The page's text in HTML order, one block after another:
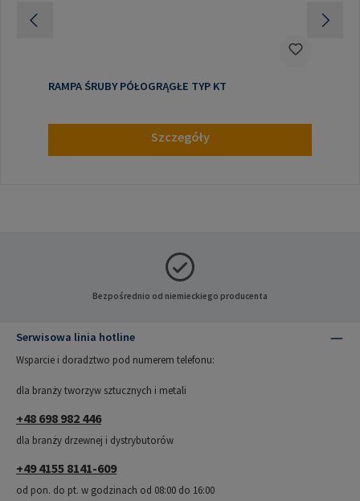
RAMPA ŚRUBY PÓŁOGRĄGŁE TYP KT
Szczegóły
Bezpośrednio od niemieckiego producenta
Serwisowa linia hotline
Wsparcie i doradztwo pod numerem telefonu:
dla branży tworzyw sztucznych i metali
+48 698 982 446
dla branży drzewnej i dystrybutorów
+49 4155 8141-609
od pon. do pt. w godzinach od 08:00 do 16:00